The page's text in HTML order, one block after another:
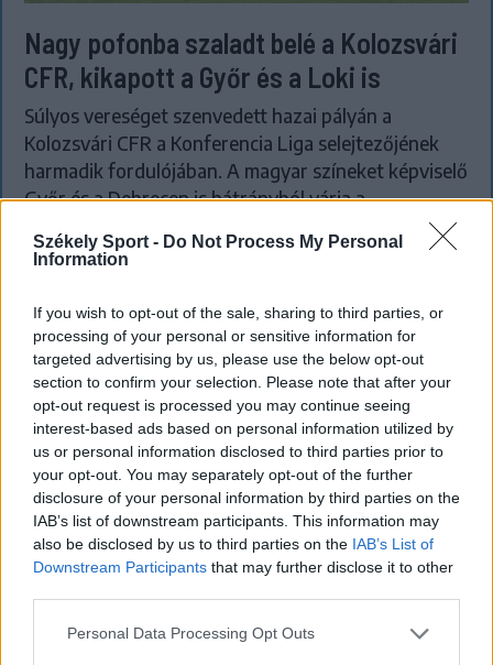
Székely Sport - Do Not Process My Personal
Information
If you wish to opt-out of the sale, sharing to third parties, or
processing of your personal or sensitive information for
targeted advertising by us, please use the below opt-out
section to confirm your selection. Please note that after your
opt-out request is processed you may continue seeing
interest-based ads based on personal information utilized by
us or personal information disclosed to third parties prior to
your opt-out. You may separately opt-out of the further
disclosure of your personal information by third parties on the
IAB’s list of downstream participants. This information may
also be disclosed by us to third parties on the IAB’s List of
Downstream Participants that may further disclose it to other
Personal Data Processing Opt Outs
Nagy pofonba szaladt belé a Kolozsvári
CFR, kikapott a Győr és a Loki is
Súlyos vereséget szenvedett hazai pályán a
Kolozsvári CFR a Konferencia Liga selejtezőjének
harmadik fordulójában. A magyar színeket képviselő
Győr és a Debrecen is hátrányból várja a
Súlyos veszteség, kilenc hónapra